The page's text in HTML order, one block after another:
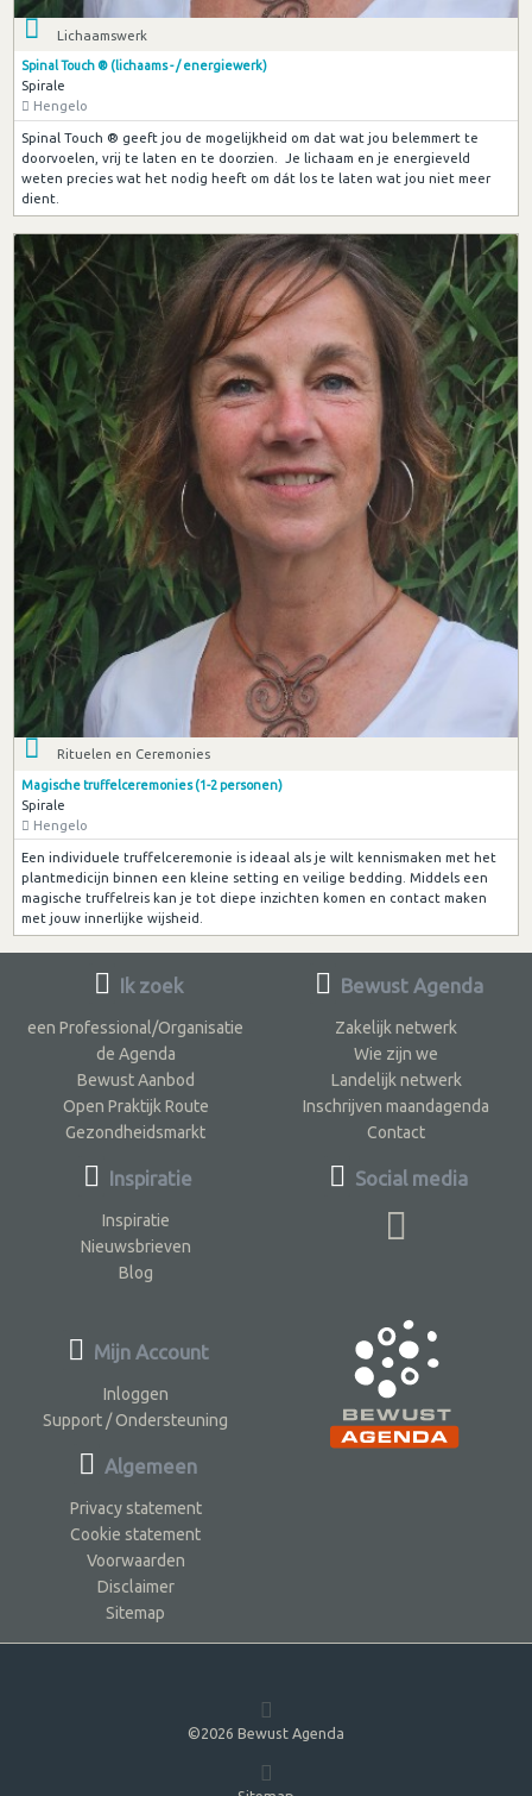
Lichaamswerk
Spinal Touch ® (lichaams - / energiewerk)
Spirale
Hengelo
Spinal Touch ® geeft jou de mogelijkheid om dat wat jou belemmert te
doorvoelen, vrij te laten en te doorzien. Je lichaam en je energieveld
weten precies wat het nodig heeft om dát los te laten wat jou niet meer
dient.
Rituelen en Ceremonies
Magische truffelceremonies (1-2 personen)
Spirale
Hengelo
Een individuele truffelceremonie is ideaal als je wilt kennismaken met het
plantmedicijn binnen een kleine setting en veilige bedding. Middels een
magische truffelreis kan je tot diepe inzichten komen en contact maken
met jouw innerlijke wijsheid.
Ik zoek
een Professional/Organisatie
de Agenda
Bewust Aanbod
Open Praktijk Route
Gezondheidsmarkt
Inspiratie
Inspiratie
Nieuwsbrieven
Blog
Bewust Agenda
Zakelijk netwerk
Wie zijn we
Landelijk netwerk
Inschrijven maandagenda
Contact
Social media
Mijn Account
Inloggen
Support / Ondersteuning
Algemeen
Privacy statement
Cookie statement
Voorwaarden
Disclaimer
Sitemap
©2026 Bewust Agenda